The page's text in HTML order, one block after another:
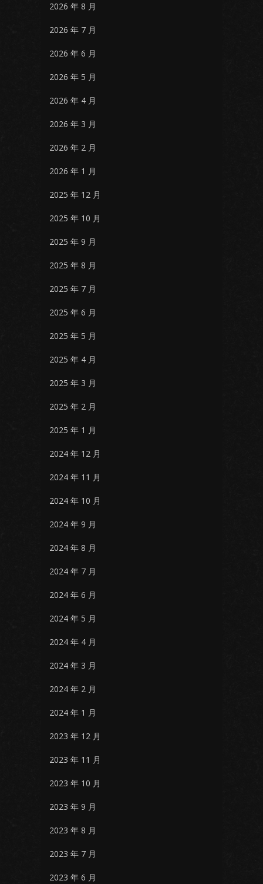
2026 年 8 月
2026 年 7 月
2026 年 6 月
2026 年 5 月
2026 年 4 月
2026 年 3 月
2026 年 2 月
2026 年 1 月
2025 年 12 月
2025 年 10 月
2025 年 9 月
2025 年 8 月
2025 年 7 月
2025 年 6 月
2025 年 5 月
2025 年 4 月
2025 年 3 月
2025 年 2 月
2025 年 1 月
2024 年 12 月
2024 年 11 月
2024 年 10 月
2024 年 9 月
2024 年 8 月
2024 年 7 月
2024 年 6 月
2024 年 5 月
2024 年 4 月
2024 年 3 月
2024 年 2 月
2024 年 1 月
2023 年 12 月
2023 年 11 月
2023 年 10 月
2023 年 9 月
2023 年 8 月
2023 年 7 月
2023 年 6 月